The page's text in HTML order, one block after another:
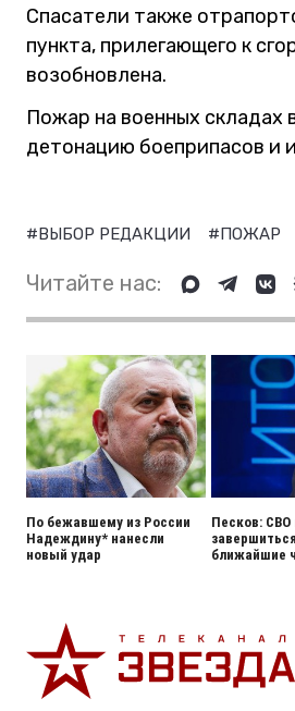
Спасатели также
пункта, прилегающего к
возобновлена.
Пожар на военных складах
детонацию боеприпасов и
#ВЫБОР РЕДАКЦИИ #ПОЖАР
Читайте нас:
По бежавшему из России
Надеждину* нанесли
новый удар
Песков:
ближайшие